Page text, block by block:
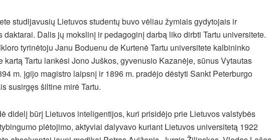
studijavusių Lietuvos studentų buvo vėliau žymiais gydytojais ir
Dalis jų mokslinį ir pedagoginį darbą liko dirbti Tartu universitete.
tyrinėtoju Janu Boduenu de Kurtenė Tartu universitete kalbininko
kartą Tartu lankėsi Jono Juškos, gyvenusio Kazanėje, sūnus Vytautas
m. įgijo magistro laipsnį ir 1896 m. pradėjo dėstyti Sankt Peterburgo
susirgęs šiltine mirė Tartu.
didelį būrį Lietuvos inteligentijos, kuri prisidėjo prie Lietuvos valstybės
plėtojimo, aktyviai dalyvavo kuriant Lietuvos universitetą 1922